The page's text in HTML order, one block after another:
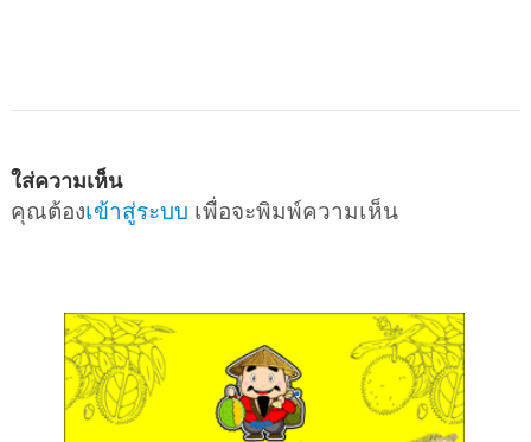
ใส่ความเห็น
คุณต้องเข้าสู่ระบบ เพื่อจะพิมพ์ความเห็น